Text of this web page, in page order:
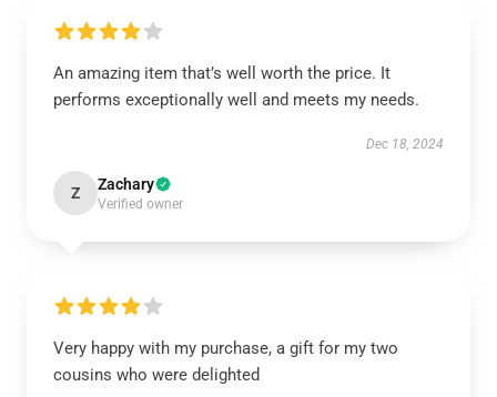
An amazing item that’s well worth the price. It
performs exceptionally well and meets my needs.
Dec 18, 2024
Z Zachary
Verified owner
Very happy with my purchase, a gift for my two
cousins who were delighted